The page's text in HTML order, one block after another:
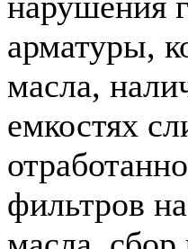
арматуры,
масла,
емкостях
фильтров